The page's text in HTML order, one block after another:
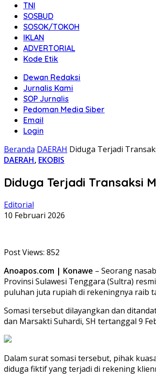
TNI
SOSBUD
SOSOK/TOKOH
IKLAN
ADVERTORIAL
Kode Etik
Dewan Redaksi
Jurnalis Kami
SOP Jurnalis
Pedoman Media Siber
Email
Login
Beranda DAERAH Diduga Terjadi
DAERAH, EKOBIS
Diduga Terjadi Transaksi
Editorial
10 Februari 2026
Post Views: 852
Anoapos.com | Konawe – Seorang
Provinsi Sulawesi Tenggara (Sultra)
puluhan juta rupiah di rekeningnya raib
Somasi tersebut dilayangkan dan
dan Marsakti Suhardi, SH tertanggal 9
Dalam surat somasi tersebut, pihak
diduga fiktif yang terjadi di rekening